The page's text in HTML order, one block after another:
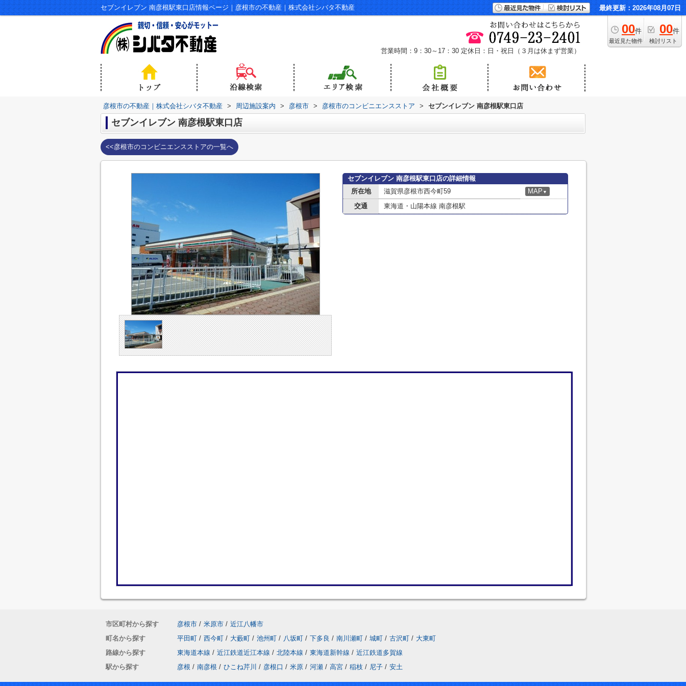
セブンイレブン 南彦根駅東口店情報ページ｜彦根市の不動産｜株式会社シバタ不動産 最終更新：2026年08月07日
00件
最近見た物件
00件
検討リスト
営業時間：9：30～17：30 定休日：日・祝日（３月は休まず営業）
彦根市の不動産｜株式会社シバタ不動産 > 周辺施設案内 > 彦根市 > 彦根市のコンビニエンスストア > セブンイレブン 南彦根駅東口店
セブンイレブン 南彦根駅東口店
<<彦根市のコンビニエンスストアの一覧へ
セブンイレブン 南彦根駅東口店の詳細情報
所在地
滋賀県彦根市西今町59 MAP ▼
交通 東海道・山陽本線 南彦根駅
市区町村から探す 彦根市 / 米原市 / 近江八幡市
町名から探す
平田町 / 西今町 / 大藪町 / 池州町 / 八坂町 / 下多良 / 南川瀬町 / 城町 / 古沢町 / 大東町
路線から探す
東海道本線 / 近江鉄道近江本線 / 北陸本線 / 東海道新幹線 / 近江鉄道多賀線
駅から探す
彦根 / 南彦根 / ひこね芹川 / 彦根口 / 米原 / 河瀬 / 高宮 / 稲枝 / 尼子 / 安土